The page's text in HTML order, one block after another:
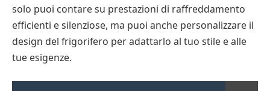
solo puoi contare su prestazioni di raffreddamento
efficienti e silenziose, ma puoi anche personalizzare il
design del frigorifero per adattarlo al tuo stile e alle
tue esigenze.